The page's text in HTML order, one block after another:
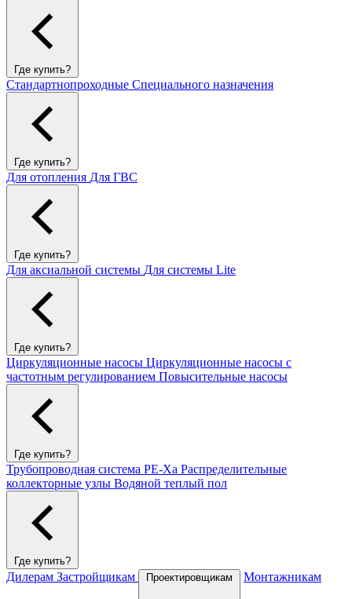
Где купить?
Стандартнопроходные Специального назначения
Где купить?
Для отопления Для ГВС
Где купить?
Для аксиальной системы Для системы Lite
Где купить?
Циркуляционные насосы Циркуляционные насосы с
частотным регулированием Повысительные насосы
Где купить?
Трубопроводная система PE-Xa Распределительные
коллекторные узлы Водяной теплый пол
Где купить?
Дилерам Застройщикам Проектировщикам Монтажникам